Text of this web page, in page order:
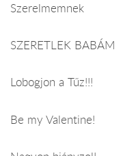
Szerelmemnek
SZERETLEK BABÁM
Lobogjon a Tűz!!!
Be my Valentine!